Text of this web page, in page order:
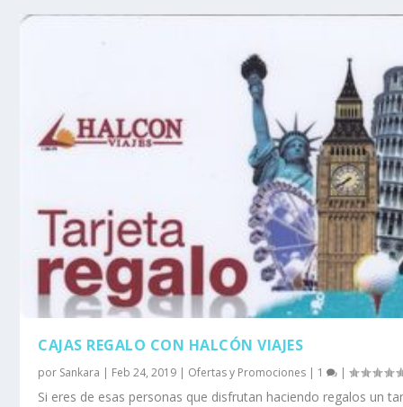
CAJAS REGALO CON HALCÓN VIAJES
por Sankara | Feb 24, 2019 | Ofertas y Promociones | 1 |
Si eres de esas personas que disfrutan haciendo regalos un